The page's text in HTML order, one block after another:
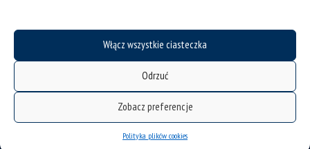
Włącz wszystkie ciasteczka
Odrzuć
Zobacz preferencje
Polityka plików cookies
Komisja Etyki ds. badań naukowych
ul. Bankowa 12, 40-007 Katowice